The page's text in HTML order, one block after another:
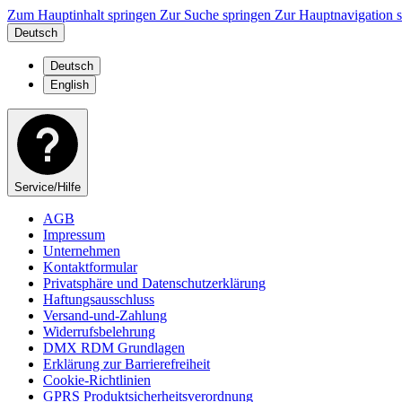
Zum Hauptinhalt springen Zur Suche springen Zur Hauptnavigation
Deutsch
Deutsch
English
Service/Hilfe
AGB
Impressum
Unternehmen
Kontaktformular
Privatsphäre und Datenschutzerklärung
Haftungsausschluss
Versand-und-Zahlung
Widerrufsbelehrung
DMX RDM Grundlagen
Erklärung zur Barrierefreiheit
Cookie-Richtlinien
GPRS Produktsicherheitsverordnung